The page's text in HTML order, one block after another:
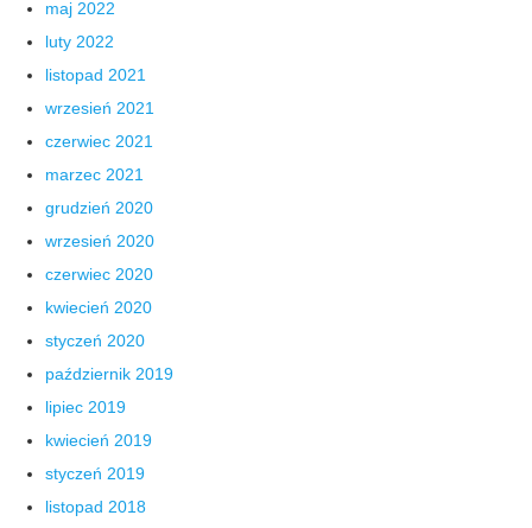
maj 2022
luty 2022
listopad 2021
wrzesień 2021
czerwiec 2021
marzec 2021
grudzień 2020
wrzesień 2020
czerwiec 2020
kwiecień 2020
styczeń 2020
październik 2019
lipiec 2019
kwiecień 2019
styczeń 2019
listopad 2018